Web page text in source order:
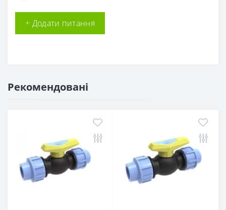
+ Додати питання
Рекомендовані